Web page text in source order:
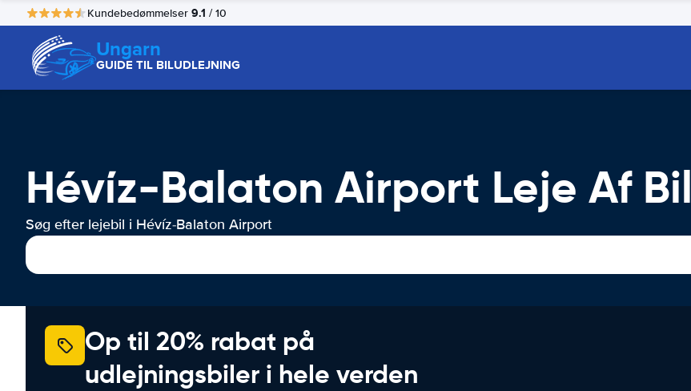
Kundebedømmelser 9.1 / 10
Ungarn
GUIDE TIL BILUDLEJNING
Hévíz-Balaton Airport Leje Af Bil
Søg efter lejebil i Hévíz-Balaton Airport
Op til 20% rabat på
udlejningsbiler i hele verden